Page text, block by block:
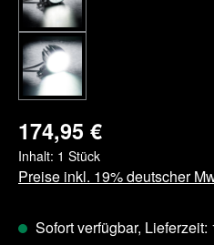
174,95 €
Inhalt: 1 Stück
Preise inkl. 19% deutscher
Sofort verfügbar, Lieferzeit: